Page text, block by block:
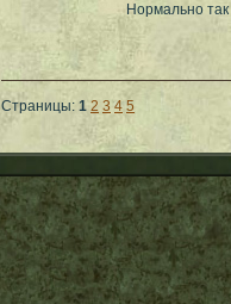
Нормально
Страницы: 1 2 3 4 5